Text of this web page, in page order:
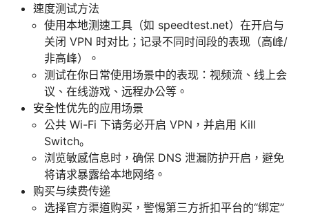
速度测试方法
使用本地测速工具（如 speedtest.net）在开启与
关闭 VPN 时对比；记录不同时间段的表现（高峰/
非高峰）。
测试在你日常使用场景中的表现：视频流、线上会
议、在线游戏、远程办公等。
安全性优先的应用场景
公共 Wi-Fi 下请务必开启 VPN，并启用 Kill
Switch。
浏览敏感信息时，确保 DNS 泄漏防护开启，避免
将请求暴露给本地网络。
购买与续费传递
选择官方渠道购买，警惕第三方折扣平台的“绑定”